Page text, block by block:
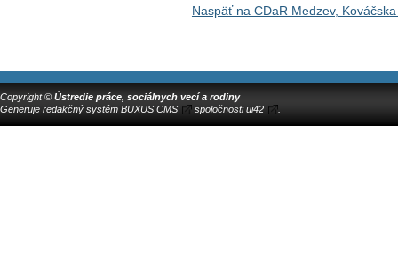
Naspäť na CDaR Medzev,
Copyright © Ústredie práce, sociálnych vecí a rodiny
Generuje redakčný systém BUXUS CMS spoločnostiui42